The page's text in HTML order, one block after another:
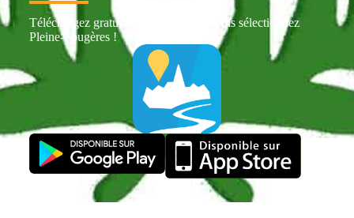
Téléchargez gratuitement Intramuros puis sélectionnez
Pleine-Fougères !